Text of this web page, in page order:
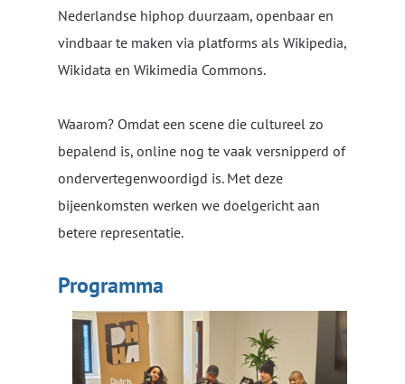
Nederlandse hiphop duurzaam, openbaar en
vindbaar te maken via platforms als Wikipedia,
Wikidata en Wikimedia Commons.
Waarom? Omdat een scene die cultureel zo
bepalend is, online nog te vaak versnipperd of
ondervertegenwoordigd is. Met deze
bijeenkomsten werken we doelgericht aan
betere representatie.
Programma